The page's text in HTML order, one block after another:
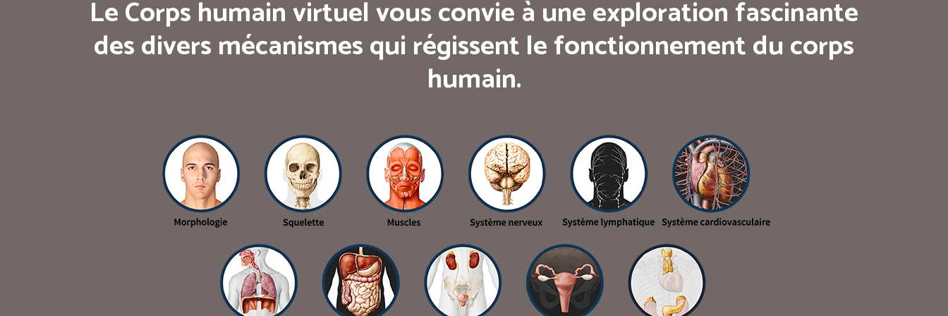
Le Corps humain virtuel vous convie à une exploration fascinante
des divers mécanismes qui régissent le fonctionnement du corps
humain.